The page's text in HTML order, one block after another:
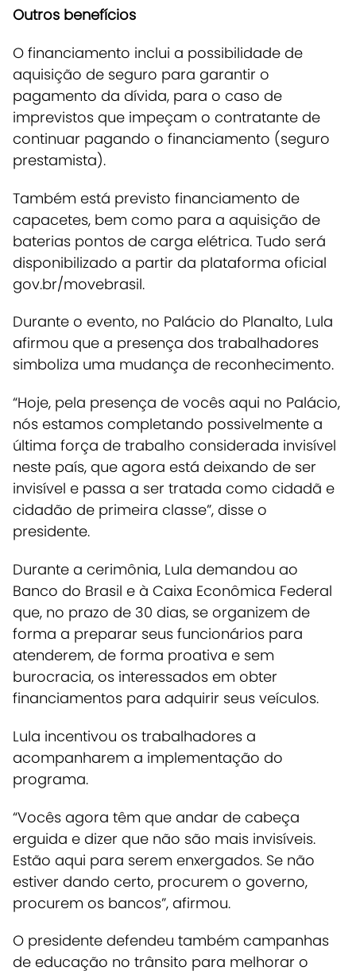
Outros benefícios
O financiamento inclui a possibilidade de
aquisição de seguro para garantir o
pagamento da dívida, para o caso de
imprevistos que impeçam o contratante de
continuar pagando o financiamento (seguro
prestamista).
Também está previsto financiamento de
capacetes, bem como para a aquisição de
baterias pontos de carga elétrica. Tudo será
disponibilizado a partir da plataforma oficial
gov.br/movebrasil.
Durante o evento, no Palácio do Planalto, Lula
afirmou que a presença dos trabalhadores
simboliza uma mudança de reconhecimento.
“Hoje, pela presença de vocês aqui no Palácio,
nós estamos completando possivelmente a
última força de trabalho considerada invisível
neste país, que agora está deixando de ser
invisível e passa a ser tratada como cidadã e
cidadão de primeira classe”, disse o
presidente.
Durante a cerimônia, Lula demandou ao
Banco do Brasil e à Caixa Econômica Federal
que, no prazo de 30 dias, se organizem de
forma a preparar seus funcionários para
atenderem, de forma proativa e sem
burocracia, os interessados em obter
financiamentos para adquirir seus veículos.
Lula incentivou os trabalhadores a
acompanharem a implementação do
programa.
“Vocês agora têm que andar de cabeça
erguida e dizer que não são mais invisíveis.
Estão aqui para serem enxergados. Se não
estiver dando certo, procurem o governo,
procurem os bancos”, afirmou.
O presidente defendeu também campanhas
de educação no trânsito para melhorar o